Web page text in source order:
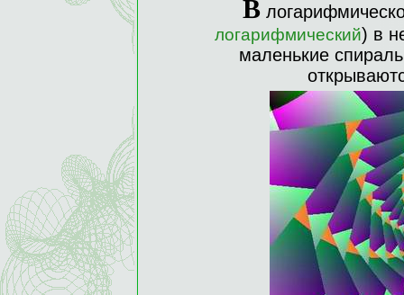
В
логарифмический) в
маленькие